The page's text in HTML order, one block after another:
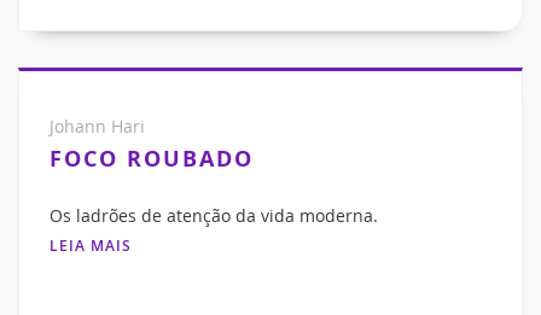
Johann Hari
FOCO ROUBADO
Os ladrões de atenção da vida moderna.
LEIA MAIS